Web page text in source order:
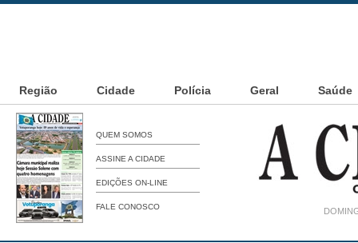
Região Cidade Polícia Geral Saúde
QUEM SOMOS
ASSINE A CIDADE
EDIÇÕES ON-LINE
FALE CONOSCO